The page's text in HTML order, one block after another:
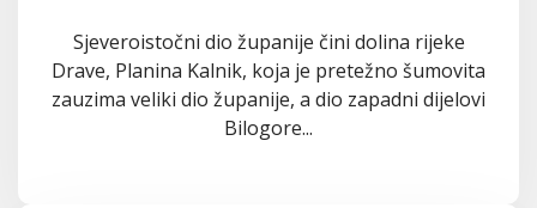
Sjeveroistočni dio županije čini dolina rijeke
Drave, Planina Kalnik, koja je pretežno šumovita
zauzima veliki dio županije, a dio zapadni dijelovi
Bilogore...